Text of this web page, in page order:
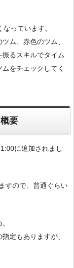
っています。
ム、赤色のツム、
るスキルでタイム
をチェックしてく
要
に追加されまし
すので、普通ぐらい
定もありますが、